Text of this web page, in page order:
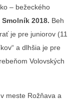
– bežeckého
Smolník 2018. Beh
je pre juniorov (11
a dlhšia je pre
Volovských
meste Rožňava a